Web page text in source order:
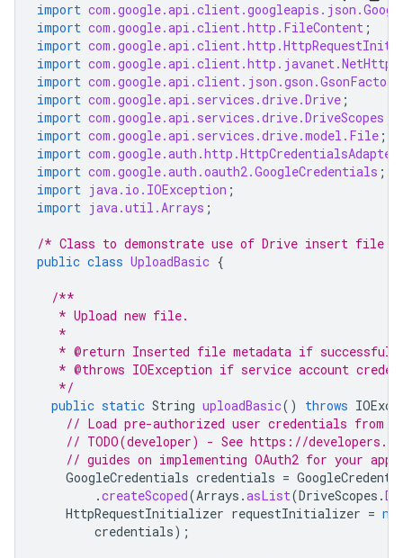
import
import com.google.api.client.http.FileContent ;
import
import
import com.google.api.client.json.gson.GsonFactory
import com.google.api.services.drive.Drive ;
import com.google.api.services.drive.DriveScopes
import com.google.api.services.drive.model.File ;
import com.google.auth.http.HttpCredentialsAdapter
import com.google.auth.oauth2.GoogleCredentials ;
import java.io.IOException ;
import java.util.Arrays ;
/* Class to demonstrate use of Drive insert file
public class UploadBasic {
/**
   * Upload new file.
   *
* @return Inserted file metadata if
* @throws IOException if service account
   */
public static String uploadBasic() throws
// Load pre-authorized user credentials from
// TODO(developer) - See https://
// guides on implementing OAuth2 for your
GoogleCredentials credentials =
.createScoped(Arrays .asList(DriveScopes .
HttpRequestInitializer requestInitializer = new
credentials);